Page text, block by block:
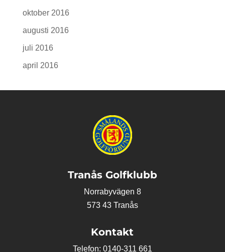
oktober 2016
augusti 2016
juli 2016
april 2016
Tranås Golfklubb
Norrabyvägen 8
573 43 Tranås
Kontakt
Telefon: 0140-311 661